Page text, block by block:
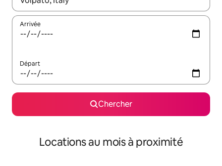
Arrivée
Départ
Chercher
Locations au mois à proximité